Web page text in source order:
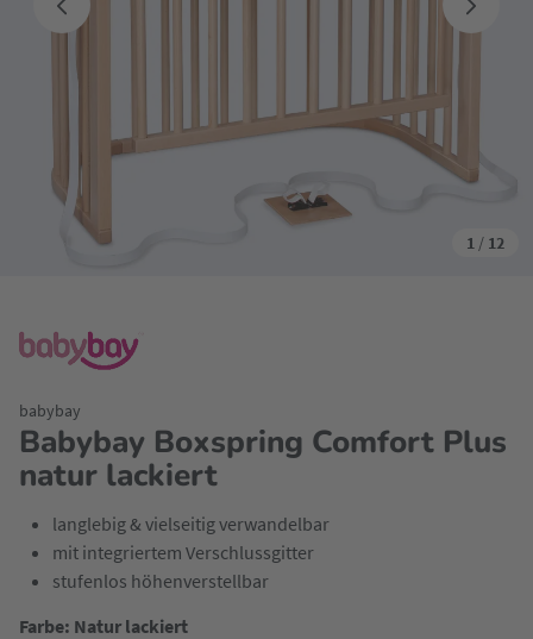
1 / 12
Babybay Boxspring Comfort Plus
natur lackiert
babybay
langlebig & vielseitig verwandelbar
mit integriertem Verschlussgitter
stufenlos höhenverstellbar
Farbe: Natur lackiert